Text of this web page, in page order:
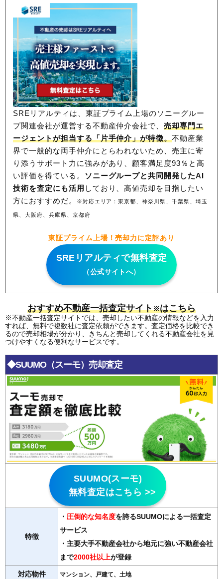
SREリアルティは、東証プライム上場のソニーグルー
プ関連会社が運営する不動産仲介会社で、売却専門エ
ージェントが担当する「片手仲介」が特徴。不動産業
界で一般的な両手仲介にとらわれないため、売主に寄
り添うサポート力に強みがあり、顧客満足度93％と高
い評価を得ている。 ソニーグループと共同開発したAI
技術を査定にも活用 しており、高値売却を目指したい
方におすすめだ。
※対応エリア：東京都、神奈川県、千葉県、埼玉
県、大阪府、兵庫県、京都府
東証プライム上場！売却力に定評あり
SREリアルティで無料査定
（公式サイトへ）
おすすめ不動産一括査定サイト※はこちら
※不動産一括査定サイトでは、売却したい不動産の情報などを入力
すれば、無料で複数社に査定依頼ができます。査定価格を比較でき
るので売却相場が分かり、きちんと売却してくれる不動産会社を見
つけやすくなる便利なサービスです。
◆SUUMO（スーモ）売却査定
SUUMO(スーモ)
無料査定はこちら >>
特徴
・ 圧倒的な知名度を誇るSUUMOによる一括査定
サービス
・主要大手不動産会社から地元に強い不動産会社
まで2000社以上が登録
対応物件 マンション、戸建て、土地